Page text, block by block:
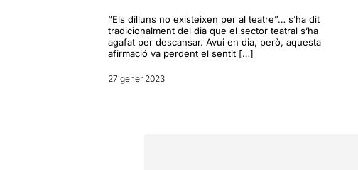
“Els dilluns no existeixen per al teatre”… s’ha dit
tradicionalment del dia que el sector teatral s’ha
agafat per descansar. Avui en dia, però, aquesta
afirmació va perdent el sentit […]
27 gener 2023